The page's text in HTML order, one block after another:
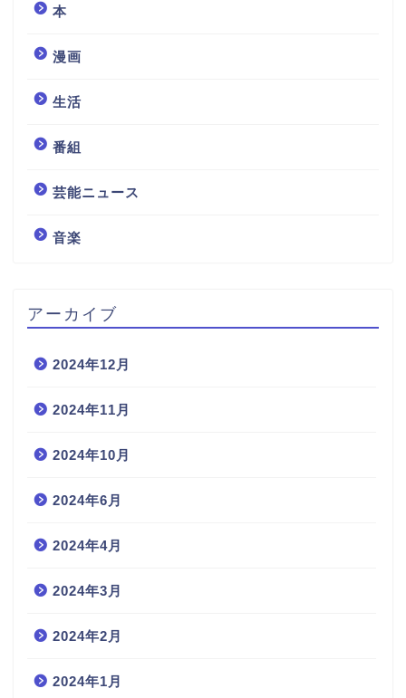
本
漫画
生活
番組
芸能ニュース
音楽
アーカイブ
2024年12月
2024年11月
2024年10月
2024年6月
2024年4月
2024年3月
2024年2月
2024年1月